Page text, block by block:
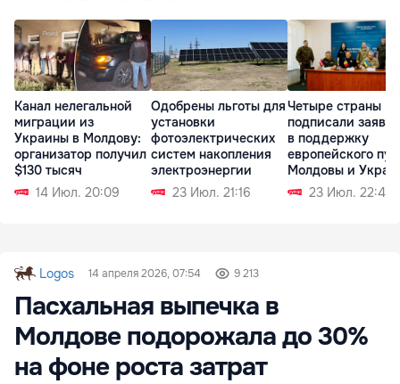
Канал нелегальной
миграции из
Украины в Молдову:
организатор получил
$130 тысяч
14 Июл. 20:09
Одобрены льготы для
установки
фотоэлектрических
систем накопления
электроэнергии
23 Июл. 21:16
Четыре страны
подписали
в поддержку
европейского
Молдовы и
23 Июл. 22:42
Logos 14 апреля 2026, 07:54 9 213
Пасхальная выпечка в
Молдове подорожала до 30%
на фоне роста затрат